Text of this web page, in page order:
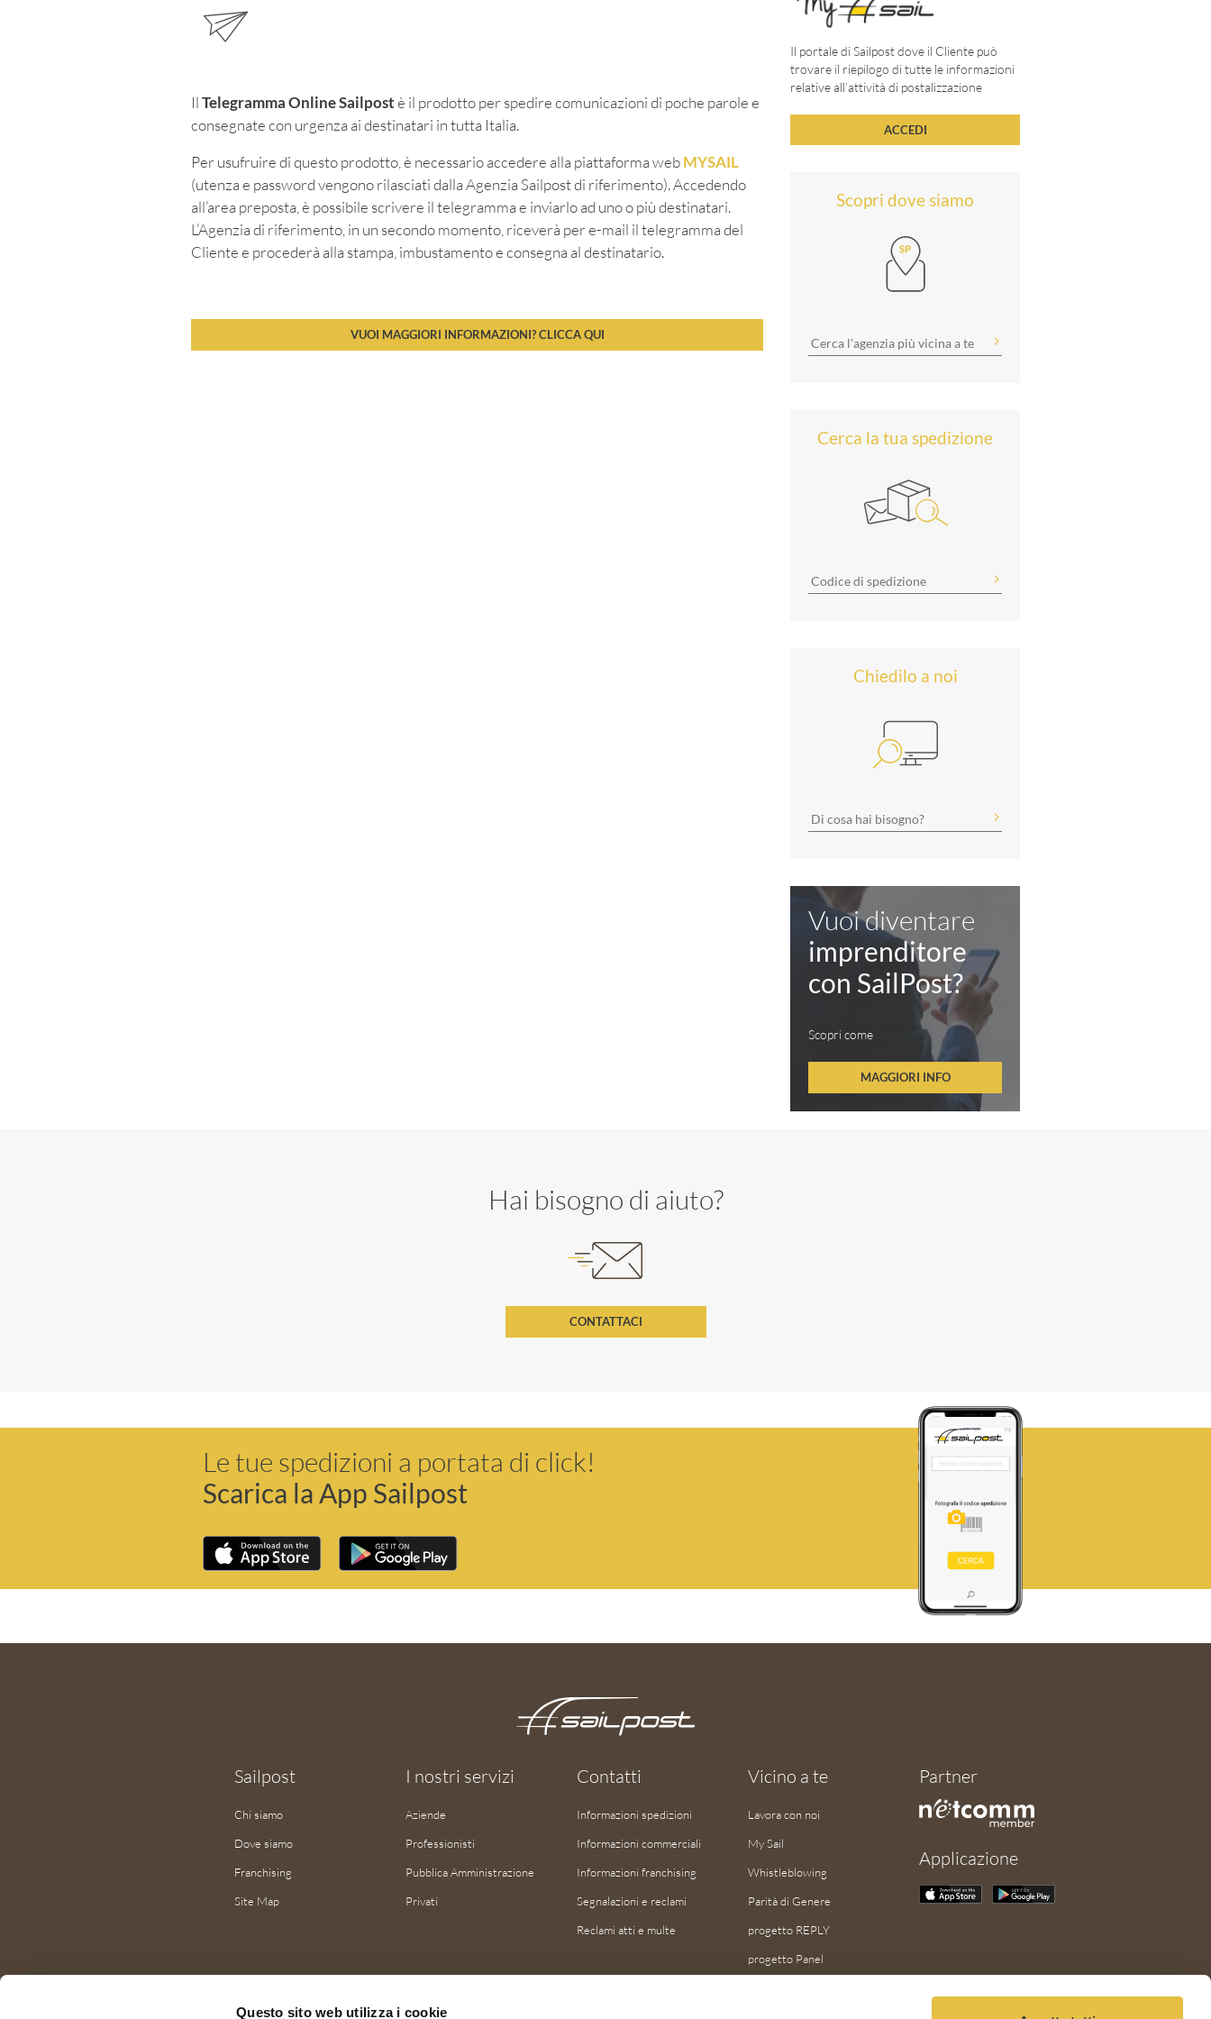
Questo sito web utilizza i cookie
IlTelegramma Online Sailpostè il prodotto per spedire comunicazioni di poche parole e
consegnate con urgenza ai destinatari in tutta Italia.
Per usufruire di questo prodotto, è necessario accedere alla piattaforma webMYSAIL
(utenza e password vengono rilasciati dalla Agenzia Sailpost di riferimento). Accedendo
all’area preposta, è possibile scrivere il telegramma e inviarlo ad uno o più destinatari.
L’Agenzia di riferimento, in un secondo momento, riceverà per e-mail il telegramma del
Cliente e procederà alla stampa, imbustamento e consegna al destinatario.
VUOI MAGGIORI INFORMAZIONI? CLICCA QUI
Il portale di Sailpost dove il Cliente può
trovare il riepilogo di tutte le informazioni
relative all’attività di postalizzazione
ACCEDI
Scopri dove siamo
Cerca la tua spedizione
Chiedilo a noi
Vuoi diventare
imprenditore
con SailPost?
Scopri come
MAGGIORI INFO
Hai bisogno di aiuto?
CONTATTACI
Le tue spedizioni a portata di click!
Scarica la App Sailpost
Sailpost
Chi siamo
Dove siamo
Franchising
Site Map
I nostri servizi
Aziende
Professionisti
Pubblica Amministrazione
Privati
Contatti
Informazioni spedizioni
Informazioni commerciali
Informazioni franchising
Segnalazioni e reclami
Reclami atti e multe
Vicino a te
Lavora con noi
My Sail
Whistleblowing
Parità di Genere
progetto REPLY
progetto Panel
Partner
Applicazione